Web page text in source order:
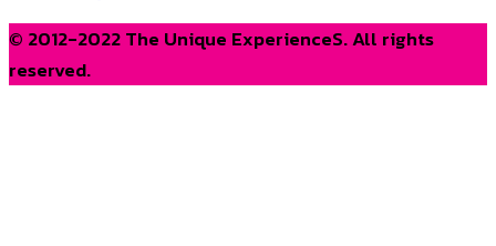
© 2012-2022 The Unique ExperienceS. All rights
reserved.